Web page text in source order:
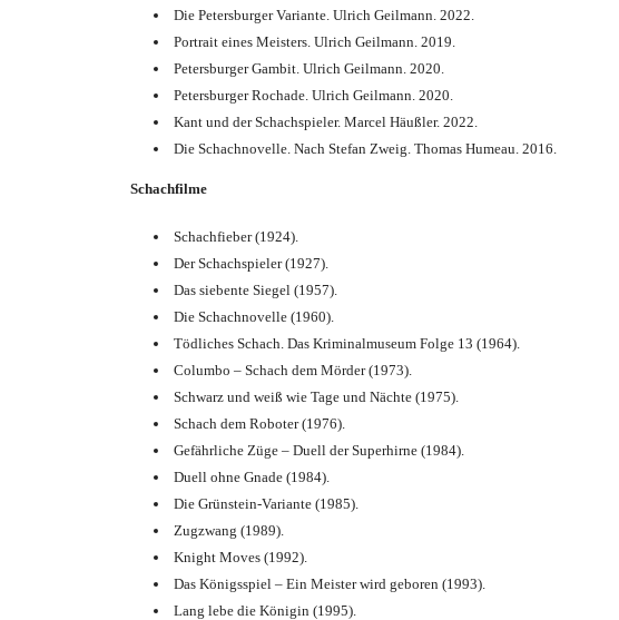
Die Petersburger Variante. Ulrich Geilmann. 2022.
Portrait eines Meisters. Ulrich Geilmann. 2019.
Petersburger Gambit. Ulrich Geilmann. 2020.
Petersburger Rochade. Ulrich Geilmann. 2020.
Kant und der Schachspieler. Marcel Häußler. 2022.
Die Schachnovelle. Nach Stefan Zweig. Thomas Humeau. 2016.
Schachfilme
Schachfieber (1924).
Der Schachspieler (1927).
Das siebente Siegel (1957).
Die Schachnovelle (1960).
Tödliches Schach. Das Kriminalmuseum Folge 13 (1964).
Columbo – Schach dem Mörder (1973).
Schwarz und weiß wie Tage und Nächte (1975).
Schach dem Roboter (1976).
Gefährliche Züge – Duell der Superhirne (1984).
Duell ohne Gnade (1984).
Die Grünstein-Variante (1985).
Zugzwang (1989).
Knight Moves (1992).
Das Königsspiel – Ein Meister wird geboren (1993).
Lang lebe die Königin (1995).